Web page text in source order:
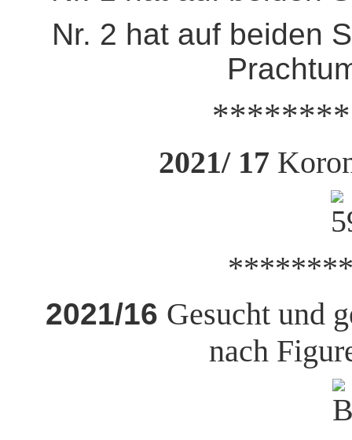
Nr. 2 hat auf beiden
2021/ 17
2021/16 Gesucht und
nach